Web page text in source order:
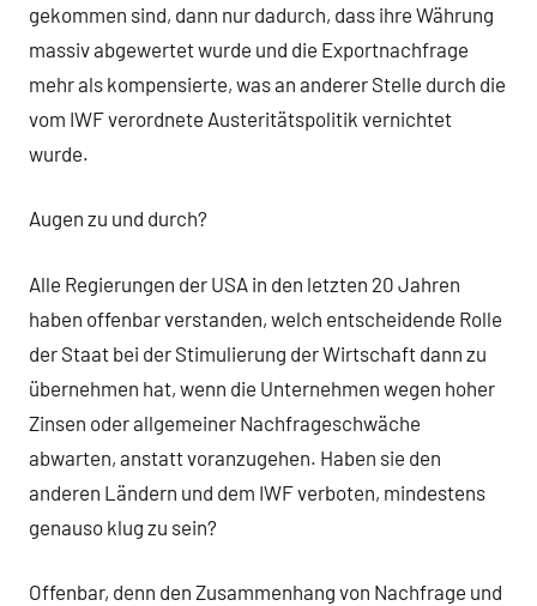
gekommen sind, dann nur dadurch, dass ihre Währung
massiv abgewertet wurde und die Exportnachfrage
mehr als kompensierte, was an anderer Stelle durch die
vom IWF verordnete Austeritätspolitik vernichtet
wurde.
Augen zu und durch?
Alle Regierungen der USA in den letzten 20 Jahren
haben offenbar verstanden, welch entscheidende Rolle
der Staat bei der Stimulierung der Wirtschaft dann zu
übernehmen hat, wenn die Unternehmen wegen hoher
Zinsen oder allgemeiner Nachfrageschwäche
abwarten, anstatt voranzugehen. Haben sie den
anderen Ländern und dem IWF verboten, mindestens
genauso klug zu sein?
Offenbar, denn den Zusammenhang von Nachfrage und